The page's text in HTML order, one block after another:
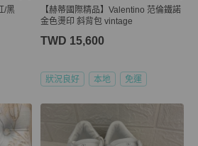
/黑
【赫蒂國際精品】Valentino 范倫鐵諾
金色燙印 斜背包 vintage
TWD 15,600
狀況良好 本地 免運